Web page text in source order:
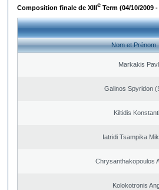
Composition finale de XIIIe Term (04/10/2009 -
Nom et Prénom
Markakis
Galinos Spyridon
Kiltidis
Iatridi Tsampika
Chrysanthakopoulos
Kolokotronis